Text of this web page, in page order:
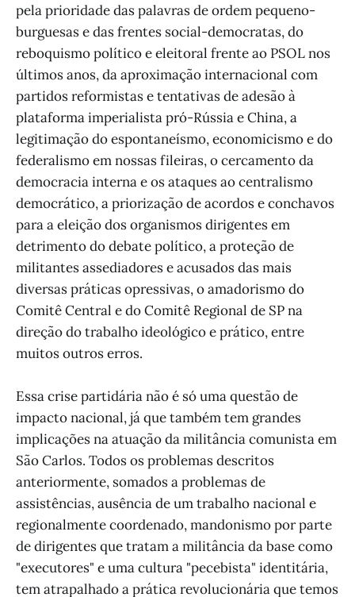
pela prioridade das palavras de ordem pequeno-
burguesas e das frentes social-democratas, do
reboquismo político e eleitoral frente ao PSOL nos
últimos anos, da aproximação internacional com
partidos reformistas e tentativas de adesão à
plataforma imperialista pró-Rússia e China, a
legitimação do espontaneísmo, economicismo e do
federalismo em nossas fileiras, o cercamento da
democracia interna e os ataques ao centralismo
democrático, a priorização de acordos e conchavos
para a eleição dos organismos dirigentes em
detrimento do debate político, a proteção de
militantes assediadores e acusados das mais
diversas práticas opressivas, o amadorismo do
Comitê Central e do Comitê Regional de SP na
direção do trabalho ideológico e prático, entre
muitos outros erros.
Essa crise partidária não é só uma questão de
impacto nacional, já que também tem grandes
implicações na atuação da militância comunista em
São Carlos. Todos os problemas descritos
anteriormente, somados a problemas de
assistências, ausência de um trabalho nacional e
regionalmente coordenado, mandonismo por parte
de dirigentes que tratam a militância da base como
"executores" e uma cultura "pecebista" identitária,
tem atrapalhado a prática revolucionária que temos